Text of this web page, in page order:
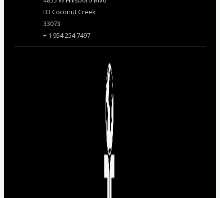
B3 Coconut Creek
33073
+ 1 954 254 7497